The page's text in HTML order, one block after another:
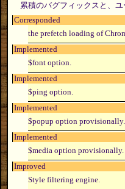
累積のバグフィックスと、
Corresponded
the prefetch loading of
Implemented
$font option.
Implemented
$ping option.
Implemented
$popup option provisionally.
Implemented
$media option provisionally.
Improved
Style filtering engine.